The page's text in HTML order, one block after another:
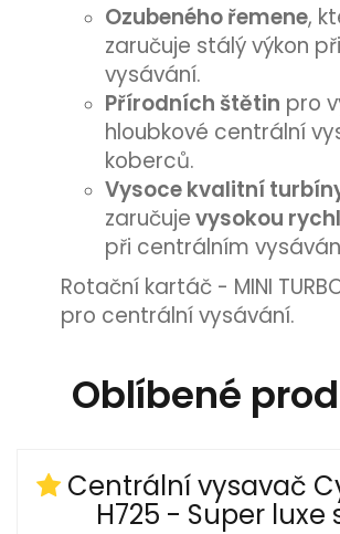
Ozubeného řemene,
zaručuje stálý výkon
vysávání.
Přírodních štětin pro
hloubkové centrální
koberců.
Vysoce kvalitní
zaručujevysokou
při centrálním
Rotační kartáč - MINI
pro centrální vysávání.
Oblíbené
Centrální vysavač
H725 - Super luxe